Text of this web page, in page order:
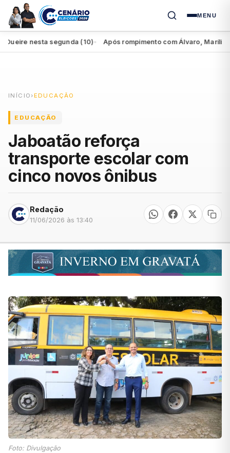
MENU
nesta segunda (10)● Após rompimento com Álvaro, Marília
INÍCIO › EDUCAÇÃO
EDUCAÇÃO
Jaboatão reforça
transporte escolar com
cinco novos ônibus
Redação
11/06/2026 às 13:40
Foto: Divulgação